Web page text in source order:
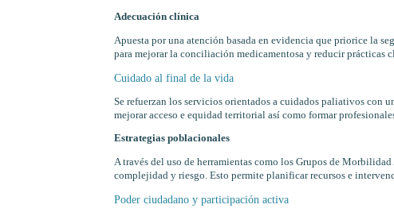
Adecuación clínica
Apuesta por una atención basada en evidencia que priorice la
para mejorar la conciliación medicamentosa y reducir prácticas
Cuidado al final de la vida
Se refuerzan los servicios orientados a cuidados paliativos con
mejorar acceso e equidad territorial así como formar
Estrategias poblacionales
A través del uso de herramientas como los Grupos de
complejidad y riesgo. Esto permite planificar recursos e
Poder ciudadano y participación activa